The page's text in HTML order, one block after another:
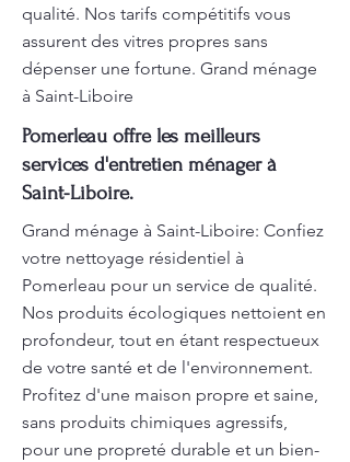
qualité. Nos tarifs compétitifs vous
assurent des vitres propres sans
dépenser une fortune. Grand ménage
à Saint-Liboire
Pomerleau offre les meilleurs
services d'entretien ménager à
Saint-Liboire.
Grand ménage à Saint-Liboire: Confiez
votre nettoyage résidentiel à
Pomerleau pour un service de qualité.
Nos produits écologiques nettoient en
profondeur, tout en étant respectueux
de votre santé et de l'environnement.
Profitez d'une maison propre et saine,
sans produits chimiques agressifs,
pour une propreté durable et un bien-